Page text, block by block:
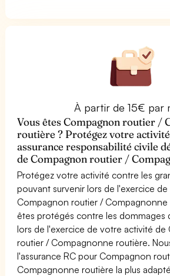
À partir de 15€ par
Vous êtes Compagnon routier /
routière ? Protégez votre activité
assurance responsabilité civile
de Compagnon routier /
Protégez votre activité contre les
pouvant survenir lors de l'exercice
Compagnon routier / Compagnonne
êtes protégés contre les dommages
lors de l'exercice de votre activité de
routier / Compagnonne routière.
l'assurance RC pour Compagnon
Compagnonne routière la plus